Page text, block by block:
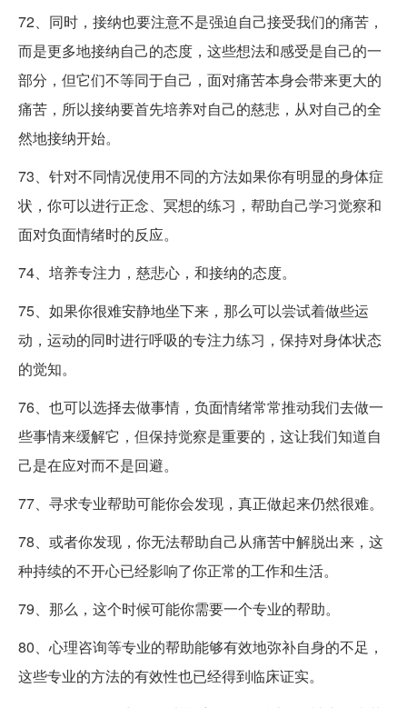
72、同时，接纳也要注意不是强迫自己接受我们的痛苦，
而是更多地接纳自己的态度，这些想法和感受是自己的一
部分，但它们不等同于自己，面对痛苦本身会带来更大的
痛苦，所以接纳要首先培养对自己的慈悲，从对自己的全
然地接纳开始。
73、针对不同情况使用不同的方法如果你有明显的身体症
状，你可以进行正念、冥想的练习，帮助自己学习觉察和
面对负面情绪时的反应。
74、培养专注力，慈悲心，和接纳的态度。
75、如果你很难安静地坐下来，那么可以尝试着做些运
动，运动的同时进行呼吸的专注力练习，保持对身体状态
的觉知。
76、也可以选择去做事情，负面情绪常常推动我们去做一
些事情来缓解它，但保持觉察是重要的，这让我们知道自
己是在应对而不是回避。
77、寻求专业帮助可能你会发现，真正做起来仍然很难。
78、或者你发现，你无法帮助自己从痛苦中解脱出来，这
种持续的不开心已经影响了你正常的工作和生活。
79、那么，这个时候可能你需要一个专业的帮助。
80、心理咨询等专业的帮助能够有效地弥补自身的不足，
这些专业的方法的有效性也已经得到临床证实。